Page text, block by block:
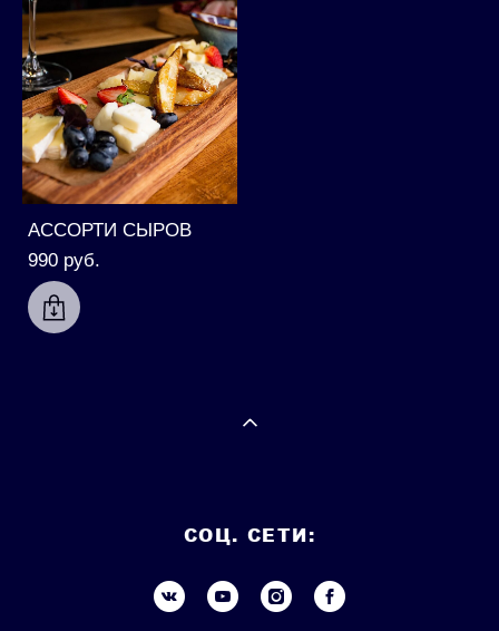
АССОРТИ СЫРОВ
990 pуб.
СОЦ. СЕТИ: